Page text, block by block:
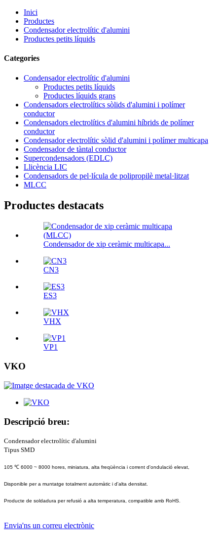
Inici
Productes
Condensador electrolític d'alumini
Productes petits líquids
Categories
Condensador electrolític d'alumini
Productes petits líquids
Productes líquids grans
Condensadors electrolítics sòlids d'alumini i polímer
conductor
Condensadors electrolítics d'alumini híbrids de polímer
conductor
Condensador electrolític sòlid d'alumini i polímer multicapa
Condensador de tàntal conductor
Supercondensadors (EDLC)
Llicència LIC
Condensadors de pel·lícula de polipropilè metal·litzat
MLCC
Productes destacats
Condensador de xip ceràmic multicapa...
CN3
ES3
VHX
VP1
VKO
Descripció breu:
Condensador electrolític d'alumini
Tipus SMD
105 ℃ 6000 ~ 8000 hores, miniatura, alta freqüència i corrent d'ondulació elevat,
Disponible per a muntatge totalment automàtic i d'alta densitat.
Producte de soldadura per refusió a alta temperatura, compatible amb RoHS.
Envia'ns un correu electrònic